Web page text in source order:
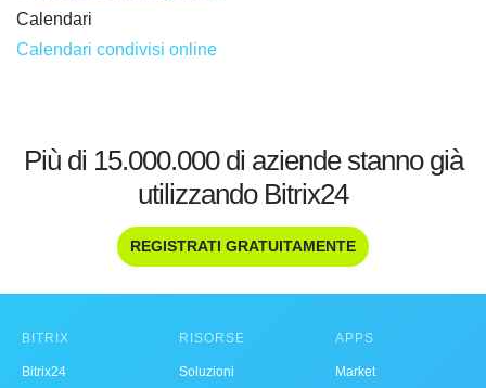
Calendari
Calendari condivisi online
Più di 15.000.000 di aziende stanno già
utilizzando Bitrix24
REGISTRATI GRATUITAMENTE
BITRIX
Bitrix24
RISORSE
Soluzioni
APPS
Market